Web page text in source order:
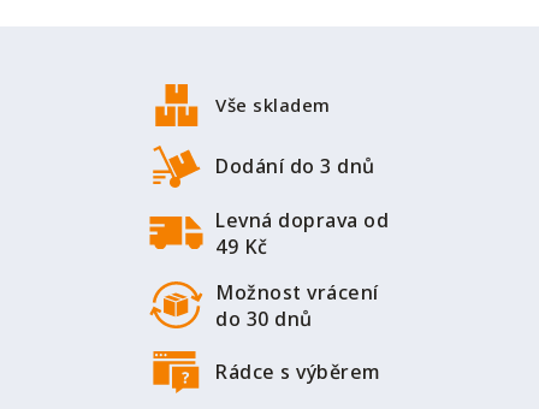
Vše skladem
Dodání do 3 dnů
Levná doprava od
49 Kč
Možnost vrácení
do 30 dnů
Rádce s výběrem